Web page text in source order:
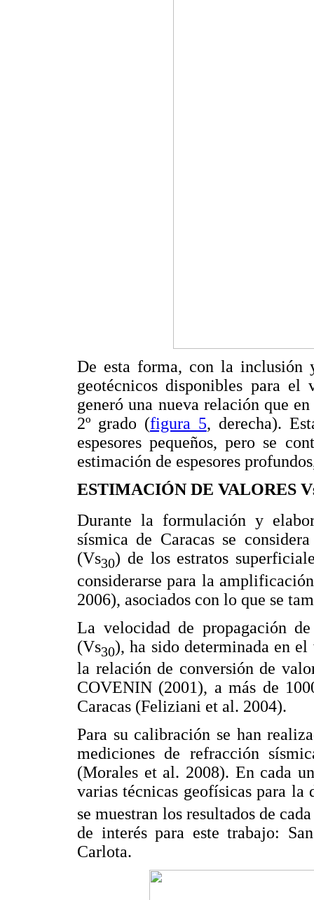
De esta forma, con la inclusión
geotécnicos disponibles para
generó una nueva relación que
2º grado (figura 5, derecha).
espesores pequeños, pero se
estimación de espesores
ESTIMACIÓN DE VALORES
Durante la formulación y
sísmica de Caracas se
(Vs30) de los estratos
considerarse para la
2006), asociados con lo que se
La velocidad de propagación
(Vs30), ha sido determinada en
la relación de conversión de
COVENIN (2001), a más de
Caracas (Feliziani et al. 2004).
Para su calibración se han
mediciones de refracción
(Morales et al. 2008). En cada
varias técnicas geofísicas para
se muestran los resultados de
de interés para este trabajo:
Carlota.